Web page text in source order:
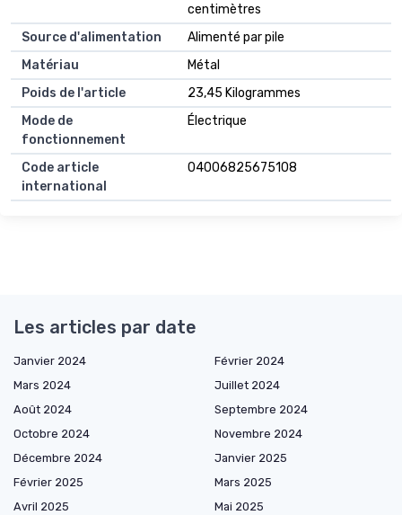
centimètres
Source d'alimentation
Alimenté par pile
Matériau
Métal
Poids de l'article
23,45 Kilogrammes
Mode de
fonctionnement
Électrique
Code article
international
04006825675108
Les articles par date
Janvier 2024
Février 2024
Mars 2024
Juillet 2024
Août 2024
Septembre 2024
Octobre 2024
Novembre 2024
Décembre 2024
Janvier 2025
Février 2025
Mars 2025
Avril 2025
Mai 2025